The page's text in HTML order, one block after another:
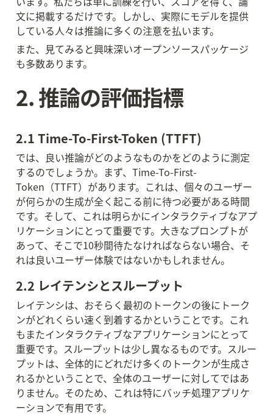
文に掲載するだけです。しかし、実際にモデルを提供
している人々は推論に多くの注意を払います。
また、見てみると興味深いオープンソースパッケージ
も多数あります。
2. 推論の評価指標
2.1 Time-To-First-Token (TTFT)
では、良い推論がどのようなものかをどのように測定
するのでしょうか。まず、Time-To-First-
Token（TTFT）があります。これは、個々のユーザー
が何らかの生成が全く起こる前に待つ必要がある時間
です。そして、これは明らかにインタラクティブなアプ
リケーションにとって重要です。大きなプロンプトが
あって、そこで10秒間待たなければならない場合、そ
れは良いユーザー体験ではないかもしれません。
2.2 レイテンシとスループット
レイテンシは、おそらく最初のトークンの後にトーク
ンがどれくらい速く到着するかということです。これ
もまたインタラクティブなアプリケーションにとって
重要です。スループットは少し異なるものです。スルー
プットは、全体的にどれだけ多くのトークンが生成さ
れるかということで、全体のユーザーに対してではあ
りません。そのため、これは特にバッチ処理アプリケ
ーションで有用です。